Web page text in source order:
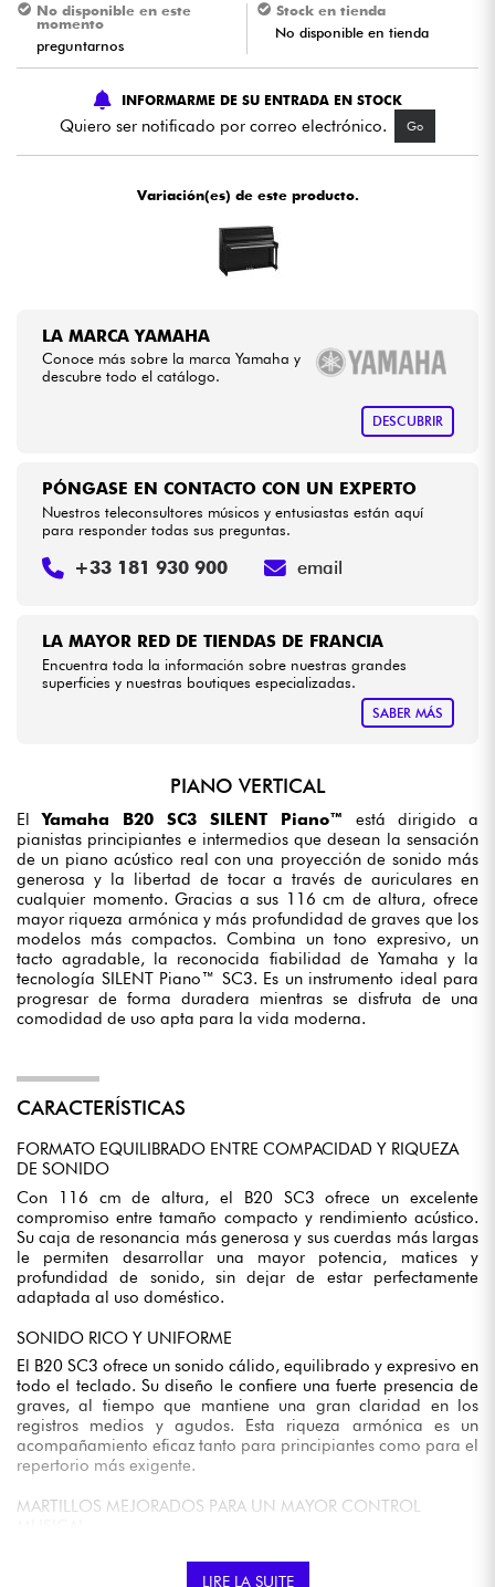
Violines y cuarteto
Niños
Cables & Acces.
No disponible en este
momento
preguntarnos
Stock en tienda
No disponible en tienda
INFORMARME DE SU ENTRADA EN STOCK
Quiero ser notificado por correo electrónico. Go
Variación(es) de este producto.
LA MARCA YAMAHA
Conoce más sobre la marca Yamaha y
descubre todo el catálogo.
DESCUBRIR
LA MAYOR RED DE TIENDAS DE FRANCIA
Encuentra toda la información sobre nuestras grandes
superficies y nuestras boutiques especializadas.
SABER MÁS
PÓNGASE EN CONTACTO CON UN EXPERTO
Nuestros teleconsultores músicos y entusiastas están aquí
para responder todas sus preguntas.
+33 181 930 900 email
PIANO VERTICAL
ElYamaha B20 SC3 SILENT Piano™
está dirigido a
pianistas principiantes e intermedios que desean la sensación
de un piano acústico real con una proyección de sonido más
generosa y la libertad de tocar a través de auriculares en
cualquier momento. Gracias a sus 116 cm de altura, ofrece
mayor riqueza armónica y más profundidad de graves que los
modelos más compactos. Combina un tono expresivo, un
tacto agradable, la reconocida fiabilidad de Yamaha y la
tecnología SILENT Piano™ SC3. Es un instrumento ideal para
progresar de forma duradera mientras se disfruta de una
comodidad de uso apta para la vida moderna.
CARACTERÍSTICAS
FORMATO EQUILIBRADO ENTRE COMPACIDAD Y RIQUEZA
DE SONIDO
Con 116 cm de altura, el B20 SC3 ofrece un excelente
compromiso entre tamaño compacto y rendimiento acústico.
Su caja de resonancia más generosa y sus cuerdas más largas
le permiten desarrollar una mayor potencia, matices y
profundidad de sonido, sin dejar de estar perfectamente
adaptada al uso doméstico.
SONIDO RICO Y UNIFORME
El B20 SC3 ofrece un sonido cálido, equilibrado y expresivo en
todo el teclado. Su diseño le confiere una fuerte presencia de
graves, al tiempo que mantiene una gran claridad en los
registros medios y agudos. Esta riqueza armónica es un
acompañamiento eficaz tanto para principiantes como para el
repertorio más exigente.
MARTILLOS MEJORADOS PARA UN MAYOR CONTROL
concierto Yamaha, los martillos del B20 SC3 se benefician de
LIRE LA SUITE